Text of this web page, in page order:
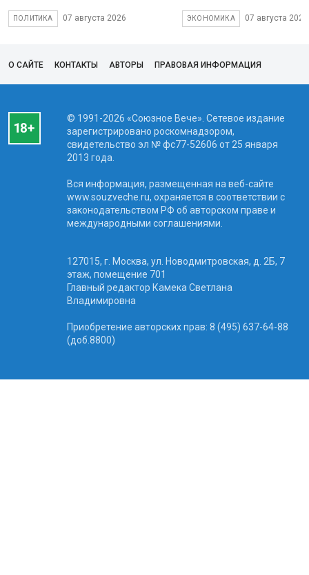
ПОЛИТИКА 07 августа 2026 ЭКОНОМИКА 07 августа 2026
О САЙТЕ КОНТАКТЫ АВТОРЫ ПРАВОВАЯ ИНФОРМАЦИЯ
© 1991-2026 «Союзное Вече». Сетевое издание
зарегистрировано роскомнадзором,
свидетельство эл № фc77-52606 от 25 января
2013 года.
Вся информация, размещенная на веб-сайте
www.souzveche.ru, охраняется в соответствии с
законодательством РФ об авторском праве и
международными соглашениями.
127015, г. Москва, ул. Новодмитровская, д. 2Б, 7
этаж, помещение 701
Главный редактор Камека Светлана
Владимировна
Приобретение авторских прав: 8 (495) 637-64-88
(доб.8800)